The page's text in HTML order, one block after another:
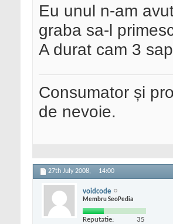
Eu unul n-am
graba sa-l
A durat cam 3
Consumator și
de nevoie.
27th July 2008, 14:00
voidcode
Membru SeoPedia
Reputatie: 35